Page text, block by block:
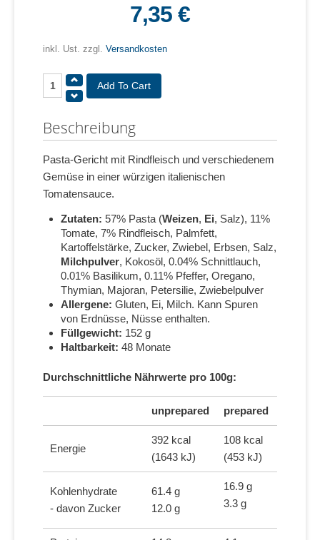
7,35 €
inkl. Ust. zzgl. Versandkosten
Beschreibung
Pasta-Gericht mit Rindfleisch und verschiedenem
Gemüse in einer würzigen italienischen
Tomatensauce.
Zutaten: 57% Pasta (Weizen, Ei, Salz), 11%
Tomate, 7% Rindfleisch, Palmfett,
Kartoffelstärke, Zucker, Zwiebel, Erbsen, Salz,
Milchpulver, Kokosöl, 0.04% Schnittlauch,
0.01% Basilikum, 0.11% Pfeffer, Oregano,
Thymian, Majoran, Petersilie, Zwiebelpulver
Allergene: Gluten, Ei, Milch. Kann Spuren
von Erdnüsse, Nüsse enthalten.
Füllgewicht: 152 g
Haltbarkeit: 48 Monate
Durchschnittliche Nährwerte pro 100g:
unprepared prepared
Energie
392 kcal
(1643 kJ)
108 kcal
(453 kJ)
Kohlenhydrate
- davon Zucker
61.4 g
12.0 g
16.9 g
3.3 g